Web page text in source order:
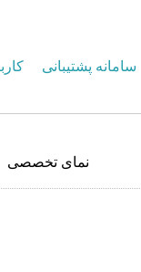
سامانه پشتیبانی
نمای تخصصی